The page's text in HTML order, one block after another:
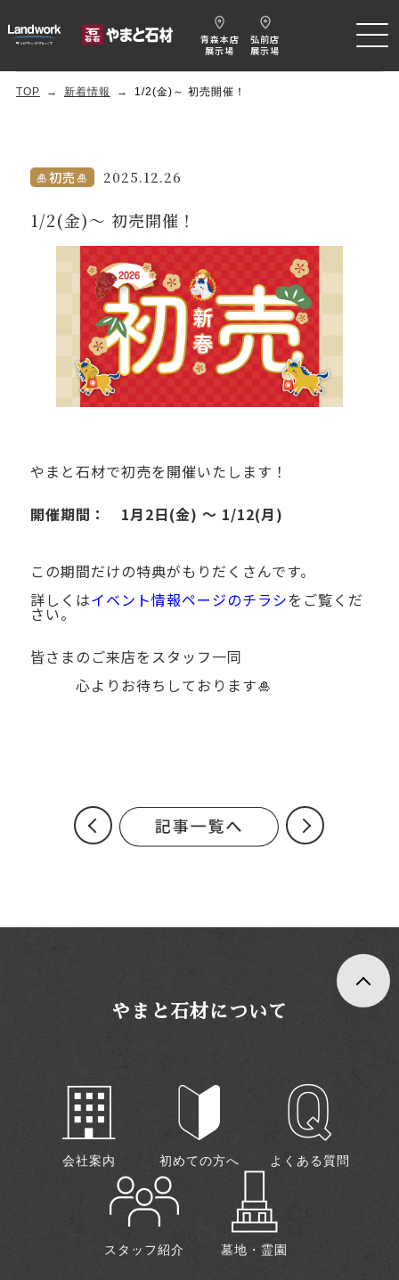
青森本店
展示場
弘前店
展示場
TOP 新着情報 1/2(金)～ 初売開催！
🎍初売🎍 2025.12.26
1/2(金)～ 初売開催！
やまと石材で初売を開催いたします！
開催期間： 1月2日(金) ～ 1/12(月)
この期間だけの特典がもりだくさんです。
詳しくはイベント情報ページのチラシをご覧くだ
さい。
皆さまのご来店をスタッフ一同
心よりお待ちしております🎍
やまと石材について
会社案内 初めての方へ よくある質問
スタッフ紹介 墓地・霊園